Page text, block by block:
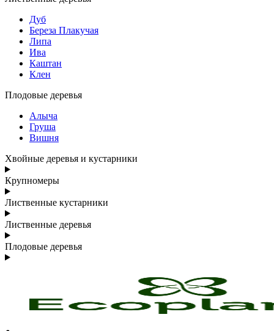
Дуб
Береза Плакучая
Липа
Ива
Каштан
Клен
Плодовые деревья
Алыча
Груша
Вишня
Хвойные деревья и кустарники
Крупномеры
Лиственные кустарники
Лиственные деревья
Плодовые деревья